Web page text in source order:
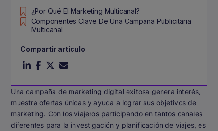
Una campaña de marketing digital exitosa genera interés,
muestra ofertas únicas y ayuda a lograr sus objetivos de
marketing. Con los viajeros participando en tantos canales
diferentes para la investigación y planificación de viajes, es
¿Por Qué El Marketing Multicanal?
Componentes Clave De Una Campaña Publicitaria
Multicanal
Compartir artículo